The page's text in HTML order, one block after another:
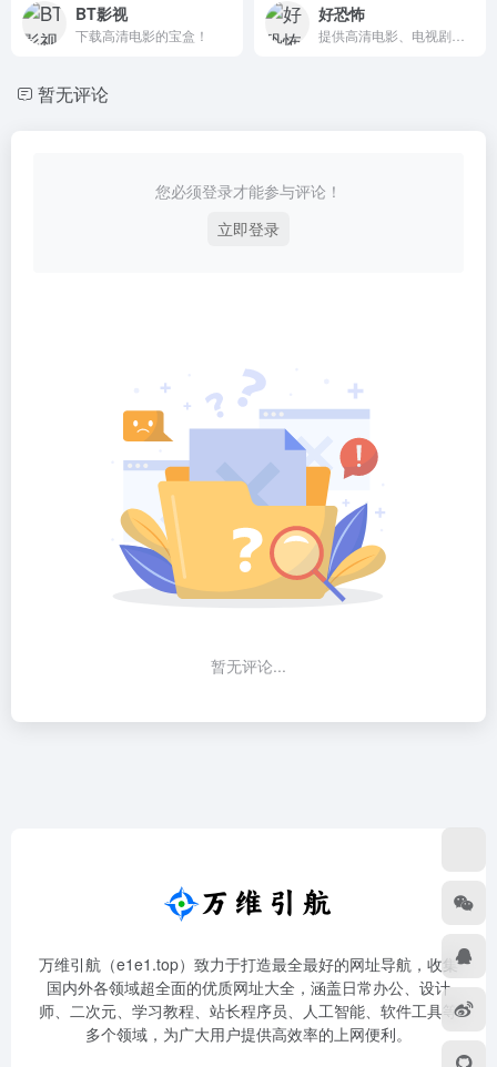
BT影视
下载高清电影的宝盒！
好恐怖
暂无评论
您必须登录才能参与评论！
立即登录
暂无评论...
万维引航（e1e1.top）致力于打造最全最好的网址导航，收集
国内外各领域超全面的优质网址大全，涵盖日常办公、设计
师、二次元、学习教程、站长程序员、人工智能、软件工具等
多个领域，为广大用户提供高效率的上网便利。